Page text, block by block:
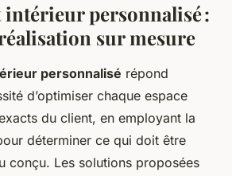
intérieur personnalisé :
sur mesure
personnalisé répond
d’optimiser chaque espace
du client, en employant la
déterminer ce qui doit être
conçu. Les solutions proposées